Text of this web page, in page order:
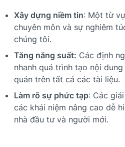
Xây dựng niềm tin: Một từ
chuyên môn và sự nghiêm
chúng tôi.
Tăng năng suất: Các định
nhanh quá trình tạo nội
quán trên tất cả các tài liệu.
Làm rõ sự phức tạp: Các
các khái niệm nâng cao dễ
nhà đầu tư và người mới.